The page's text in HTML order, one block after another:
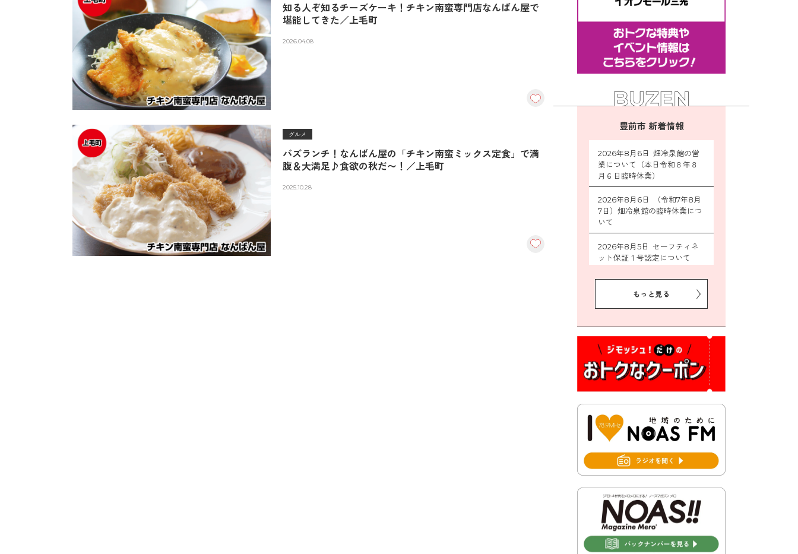
知る人ぞ知るチーズケーキ！チキン南蛮専門店なんばん屋で
堪能してきた／上毛町
2026.04.08
グルメ
バズランチ！なんばん屋の「チキン南蛮ミックス定食」で満
腹＆大満足♪食欲の秋だ〜！／上毛町
2025.10.28
豊前市 新着情報
2026年8月6日 畑冷泉館の営
業について（本日令和８年８
月６日臨時休業）
2026年8月6日 （令和7年8月
7日）畑冷泉館の臨時休業につ
いて
2026年8月5日 セーフティネ
ット保証１号認定について
2026年8月5日 豊前市プレミ
アム付き商品券事業に関する
2026年8月5日 豊前市クリー
2026年8月3日 千束地域づく
り協議会
集！
地震義援金の受付について
総合計画後期基本計画策定業
務委託に係る質問回答につい
て
2026年7月31日 市税等の納付
書が変わります！
もっと見る